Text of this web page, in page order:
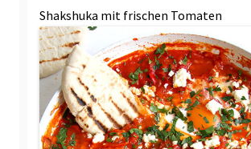
Shakshuka mit frischen Tomaten